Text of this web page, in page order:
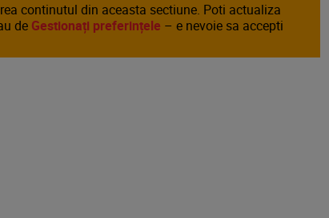
continutul din aceasta sectiune. Poti actualiza
de Gestionați preferințele – e nevoie sa accepti